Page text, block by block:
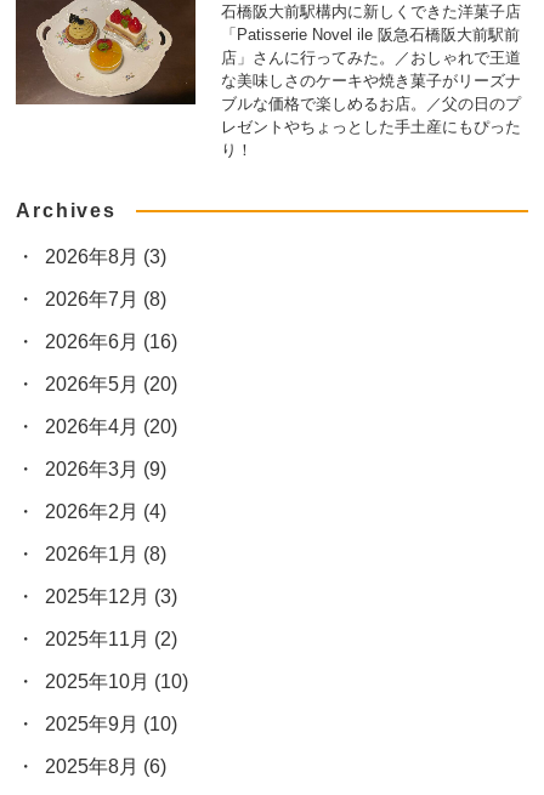
石橋阪大前駅構内に新しくできた洋菓子店
「Patisserie Novel ile 阪急石橋阪大前駅前
店」さんに行ってみた。／おしゃれで王道
な美味しさのケーキや焼き菓子がリーズナ
ブルな価格で楽しめるお店。／父の日のプ
レゼントやちょっとした手土産にもぴった
り！
Archives
2026年8月 (3)
2026年7月 (8)
2026年6月 (16)
2026年5月 (20)
2026年4月 (20)
2026年3月 (9)
2026年2月 (4)
2026年1月 (8)
2025年12月 (3)
2025年11月 (2)
2025年10月 (10)
2025年9月 (10)
2025年8月 (6)